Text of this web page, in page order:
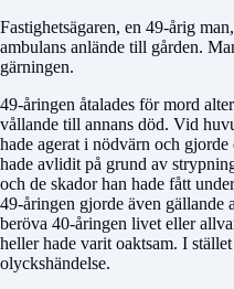
Fastighetsägaren, en 49-årig
ambulans anlände till gården.
gärningen.
49-åringen åtalades för mord
vållande till annans död. Vid
hade agerat i nödvärn och
hade avlidit på grund av
och de skador han hade fått
49-åringen gjorde även gällande
beröva 40-åringen livet eller
heller hade varit oaktsam. I
olyckshändelse.